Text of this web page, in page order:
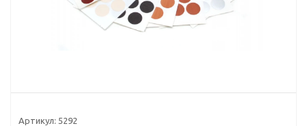
Артикул: 5292